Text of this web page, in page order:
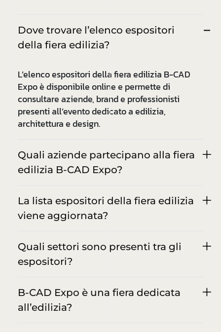
Dove trovare l’elenco espositori
della fiera edilizia?
L’elenco espositori della fiera edilizia B-CAD
Expo è disponibile online e permette di
consultare aziende, brand e professionisti
presenti all’evento dedicato a edilizia,
architettura e design.
Quali aziende partecipano alla fiera
edilizia B-CAD Expo?
La lista espositori della fiera edilizia
viene aggiornata?
Quali settori sono presenti tra gli
espositori?
B-CAD Expo è una fiera dedicata
all’edilizia?